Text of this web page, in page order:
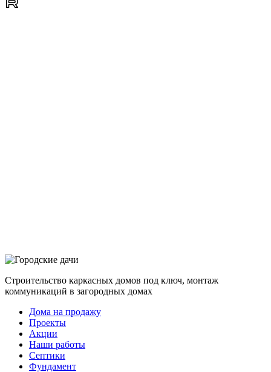
Строительство каркасных домов под ключ, монтаж
коммуникаций в загородных домах
Дома на продажу
Проекты
Акции
Наши работы
Септики
Фундамент